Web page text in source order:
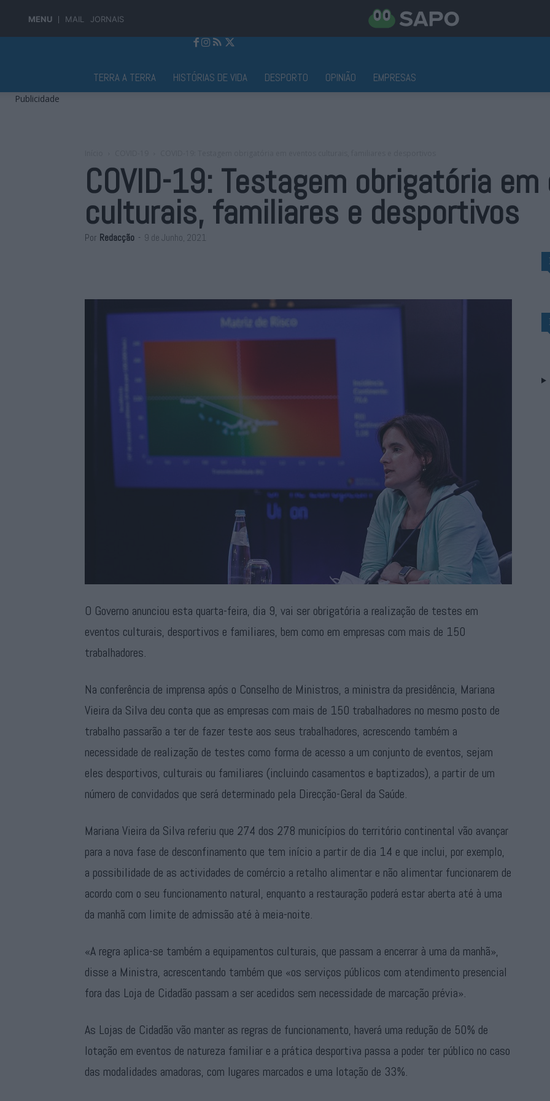
MENU MAIL JORNAIS
TERRA A TERRA HISTÓRIAS DE VIDA DESPORTO OPINIÃO EMPRESAS
Publicidade
COVID-19: Testagem obrigatória
culturais, familiares e desportivos
Por Redacção - 9 de Junho, 2021
O Governo anunciou esta quarta-feira, dia 9, vai ser obrigatória a realização de testes em
eventos culturais, desportivos e familiares, bem como em empresas com mais de 150
trabalhadores.
Na conferência de imprensa após o Conselho de Ministros, a ministra da presidência, Mariana
Vieira da Silva deu conta que as empresas com mais de 150 trabalhadores no mesmo posto de
trabalho passarão a ter de fazer teste aos seus trabalhadores, acrescendo também a
necessidade de realização de testes como forma de acesso a um conjunto de eventos, sejam
eles desportivos, culturais ou familiares (incluindo casamentos e baptizados), a partir de um
número de convidados que será determinado pela Direcção-Geral da Saúde.
Mariana Vieira da Silva referiu que 274 dos 278 municípios do território continental vão avançar
para a nova fase de desconfinamento que tem início a partir de dia 14 e que inclui, por exemplo,
a possibilidade de as actividades de comércio a retalho alimentar e não alimentar funcionarem de
acordo com o seu funcionamento natural, enquanto a restauração poderá estar aberta até à uma
da manhã com limite de admissão até à meia-noite.
«A regra aplica-se também a equipamentos culturais, que passam a encerrar à uma da manhã»,
disse a Ministra, acrescentando também que «os serviços públicos com atendimento presencial
fora das Loja de Cidadão passam a ser acedidos sem necessidade de marcação prévia».
As Lojas de Cidadão vão manter as regras de funcionamento, haverá uma redução de 50% de
lotação em eventos de natureza familiar e a prática desportiva passa a poder ter público no caso
das modalidades amadoras, com lugares marcados e uma lotação de 33%.